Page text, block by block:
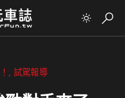
試駕報導